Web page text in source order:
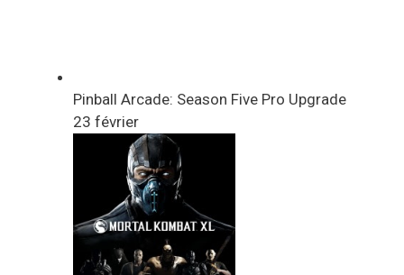
Pinball Arcade: Season Five Pro Upgrade
23 février